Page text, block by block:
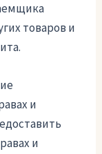
товаров и
и
и